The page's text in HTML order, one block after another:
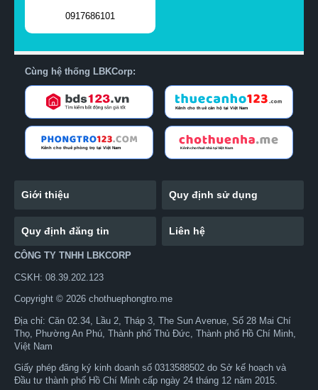
0917686101
Cùng hệ thống LBKCorp:
Giới thiệu Quy định sử dụng
Quy định đăng tin Liên hệ
CÔNG TY TNHH LBKCORP
CSKH: 08.39.202.123
Copyright © 2026 chothuephongtro.me
Địa chỉ: Căn 02.34, Lầu 2, Tháp 3, The Sun Avenue, Số 28 Mai Chí
Thọ, Phường An Phú, Thành phố Thủ Đức, Thành phố Hồ Chí Minh,
Việt Nam
Giấy phép đăng ký kinh doanh số 0313588502 do Sở kế hoạch và
Đầu tư thành phố Hồ Chí Minh cấp ngày 24 tháng 12 năm 2015.